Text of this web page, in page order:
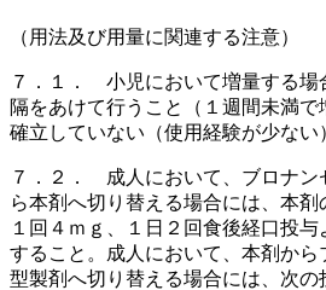
（用法及び用量に関連する注意）
７．１． 小児において増量する場
隔をあけて行うこと（１週間未満
確立していない（使用経験が少ない
７．２． 成人において、ブロナン
ら本剤へ切り替える場合には、本剤
１回４ｍｇ、１日２回食後経口投
すること。成人において、本剤から
型製剤へ切り替える場合には、次の